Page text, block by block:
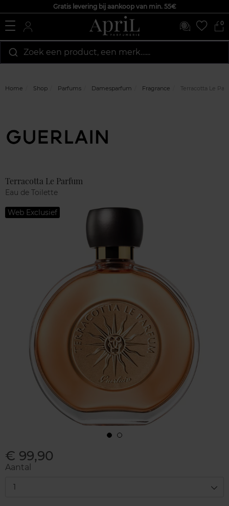
Gratis levering bij aankoop van min. 55€
0
Zoek een product, een merk…...
Home Shop Parfums Damesparfum Fragrance Terracotta Le
Terracotta Le Parfum
Eau de Toilette
Web Exclusief
€ 99,90
Aantal
1